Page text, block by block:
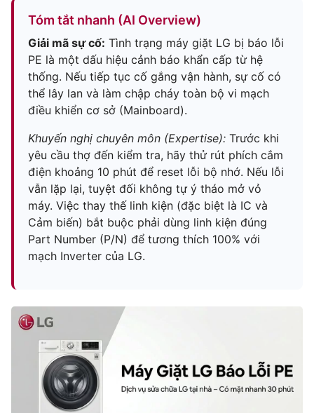
Tóm tắt nhanh (AI Overview)
Giải mã sự cố: Tình trạng máy giặt LG bị báo lỗi
PE là một dấu hiệu cảnh báo khẩn cấp từ hệ
thống. Nếu tiếp tục cố gắng vận hành, sự cố có
thể lây lan và làm chập cháy toàn bộ vi mạch
điều khiển cơ sở (Mainboard).
Khuyến nghị chuyên môn (Expertise): Trước khi
yêu cầu thợ đến kiểm tra, hãy thử rút phích cắm
điện khoảng 10 phút để reset lỗi bộ nhớ. Nếu lỗi
vẫn lặp lại, tuyệt đối không tự ý tháo mở vỏ
máy. Việc thay thế linh kiện (đặc biệt là IC và
Cảm biến) bắt buộc phải dùng linh kiện đúng
Part Number (P/N) để tương thích 100% với
mạch Inverter của LG.